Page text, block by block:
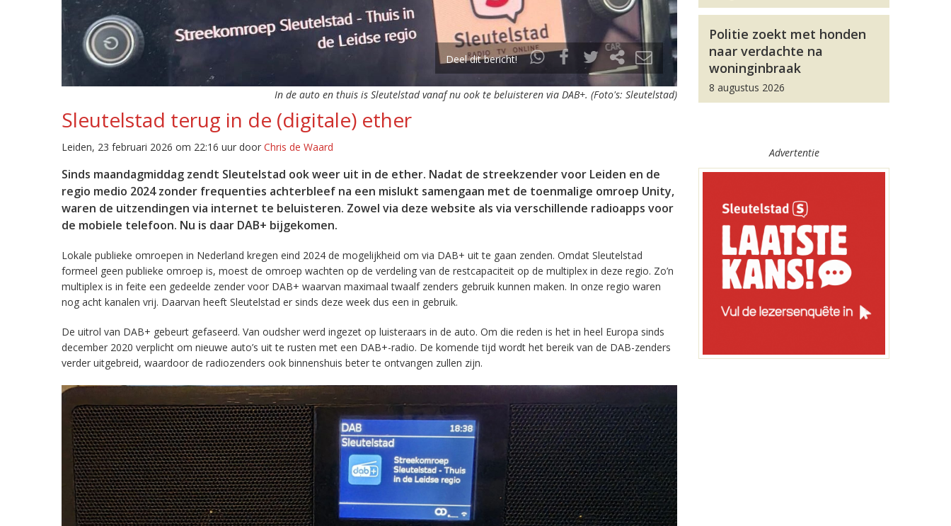
Deel dit bericht!
In de auto en thuis is Sleutelstad vanaf nu ook te beluisteren via DAB+. (Foto's: Sleutelstad)
Sleutelstad terug in de (digitale) ether
Leiden, 23 februari 2026 om 22:16 uur door Chris de Waard
Sinds maandagmiddag zendt Sleutelstad ook weer uit in de ether. Nadat de streekzender voor Leiden en de
regio medio 2024 zonder frequenties achterbleef na een mislukt samengaan met de toenmalige omroep Unity,
waren de uitzendingen via internet te beluisteren. Zowel via deze website als via verschillende radioapps voor
de mobiele telefoon. Nu is daar DAB+ bijgekomen.
Lokale publieke omroepen in Nederland kregen eind 2024 de mogelijkheid om via DAB+ uit te gaan zenden. Omdat Sleutelstad
formeel geen publieke omroep is, moest de omroep wachten op de verdeling van de restcapaciteit op de multiplex in deze regio. Zo’n
multiplex is in feite een gedeelde zender voor DAB+ waarvan maximaal twaalf zenders gebruik kunnen maken. In onze regio waren
nog acht kanalen vrij. Daarvan heeft Sleutelstad er sinds deze week dus een in gebruik.
De uitrol van DAB+ gebeurt gefaseerd. Van oudsher werd ingezet op luisteraars in de auto. Om die reden is het in heel Europa sinds
december 2020 verplicht om nieuwe auto’s uit te rusten met een DAB+-radio. De komende tijd wordt het bereik van de DAB-zenders
verder uitgebreid, waardoor de radiozenders ook binnenshuis beter te ontvangen zullen zijn.
Politie zoekt met honden
naar verdachte na
woninginbraak
8 augustus 2026
Advertentie